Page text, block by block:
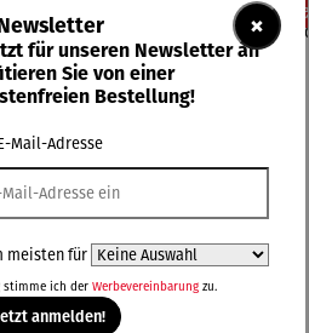
11% gespart Rabatt
×
für unseren Newsletter an
Sie von einer
Bestellung!
Mail-Adresse
meisten für
stimme ich der Werbevereinbarungzu.
anmelden!